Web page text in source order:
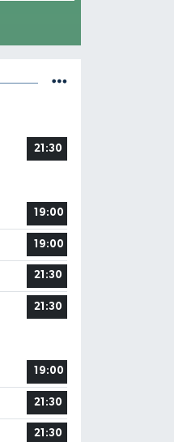
21:30
19:00
19:00
21:30
21:30
19:00
21:30
21:30